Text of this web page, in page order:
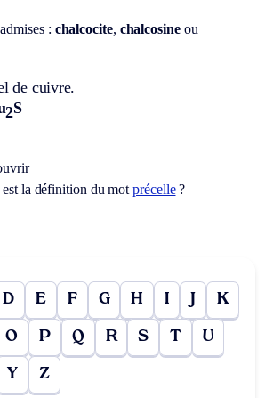
: chalcocite, chalcosine ou
de cuivre.
2S
est la définition du motprécelle?
D E F G H I J K
O P Q R S T U
Y Z